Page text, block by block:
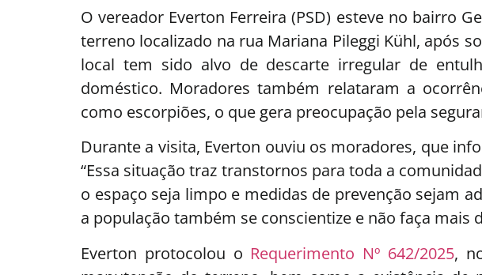
O vereador Everton Ferreira (PSD) esteve no bairro
terreno localizado na rua Mariana Pileggi Kühl, após
local tem sido alvo de descarte irregular de
doméstico. Moradores também relataram a
como escorpiões, o que gera preocupação pela
Durante a visita, Everton ouviu os moradores, que
“Essa situação traz transtornos para toda a
o espaço seja limpo e medidas de prevenção sejam
a população também se conscientize e não faça
Everton protocolou o Requerimento Nº 642/2025,